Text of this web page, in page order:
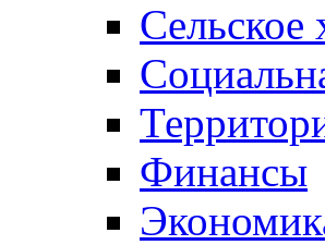
Сельское
Финансы